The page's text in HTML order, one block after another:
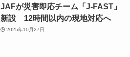
JAFが災害即応チーム「J-FAST」
新設 12時間以内の現地対応へ
2025年10月27日